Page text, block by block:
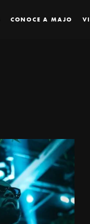
CONOCE A MAJO